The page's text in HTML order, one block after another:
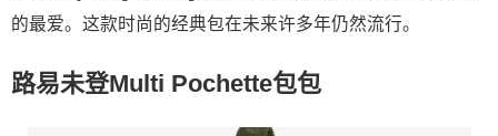
的最爱。这款时尚的经典包在未来许多年仍然流行。
路易未登Multi Pochette包包